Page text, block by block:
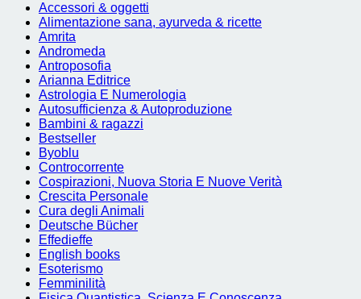
Accessori & oggetti
Alimentazione sana, ayurveda & ricette
Amrita
Andromeda
Antroposofia
Arianna Editrice
Astrologia E Numerologia
Autosufficienza & Autoproduzione
Bambini & ragazzi
Bestseller
Byoblu
Controcorrente
Cospirazioni, Nuova Storia E Nuove Verità
Crescita Personale
Cura degli Animali
Deutsche Bücher
Effedieffe
English books
Esoterismo
Femminilità